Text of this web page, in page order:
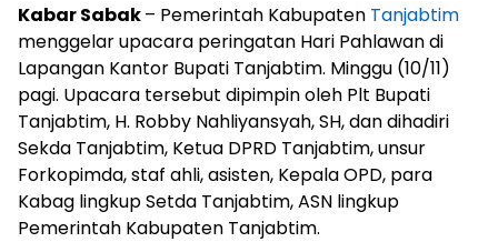
Kabar Sabak– Pemerintah Kabupaten Tanjabtim
menggelar upacara peringatan Hari Pahlawan di
Lapangan Kantor Bupati Tanjabtim. Minggu (10/11)
pagi. Upacara tersebut dipimpin oleh Plt Bupati
Tanjabtim, H. Robby Nahliyansyah, SH, dan dihadiri
Sekda Tanjabtim, Ketua DPRD Tanjabtim, unsur
Forkopimda, staf ahli, asisten, Kepala OPD, para
Kabag lingkup Setda Tanjabtim, ASN lingkup
Pemerintah Kabupaten Tanjabtim.